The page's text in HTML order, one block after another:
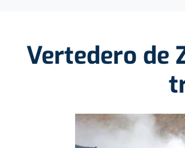
Vertedero de